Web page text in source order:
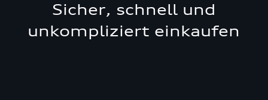
Sicher, schnell und
unkompliziert einkaufen